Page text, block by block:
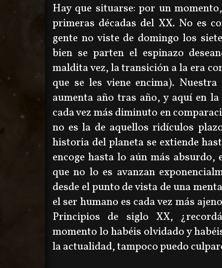
Hay que situarse: por un
primeras décadas del XX. No es
gente no viste de domingo los
bien se parten el espinazo
maldita vez, la transición a la era
que se les viene encima).
aumenta año tras año, y aquí en
cada vez más diminuto en
no es la de aquellos ridículos
historia del planeta se extiende
encoge hasta lo aún más
que no lo es avanzan
desde el punto de vista de una
el ser humano es cada vez más
Principios de siglo XX,
momento lo habéis olvidado y
la actualidad, tampoco puedo